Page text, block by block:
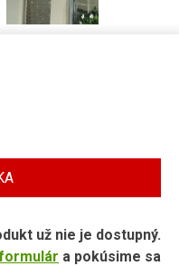
už nie je dostupný.
a pokúsime sa